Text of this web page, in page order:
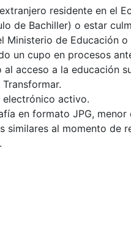
residente en el
de Bachiller) o estar
Ministerio de Educación
un cupo en procesos
al acceso a la educación
electrónico activo.
en formato JPG,
similares al momento de